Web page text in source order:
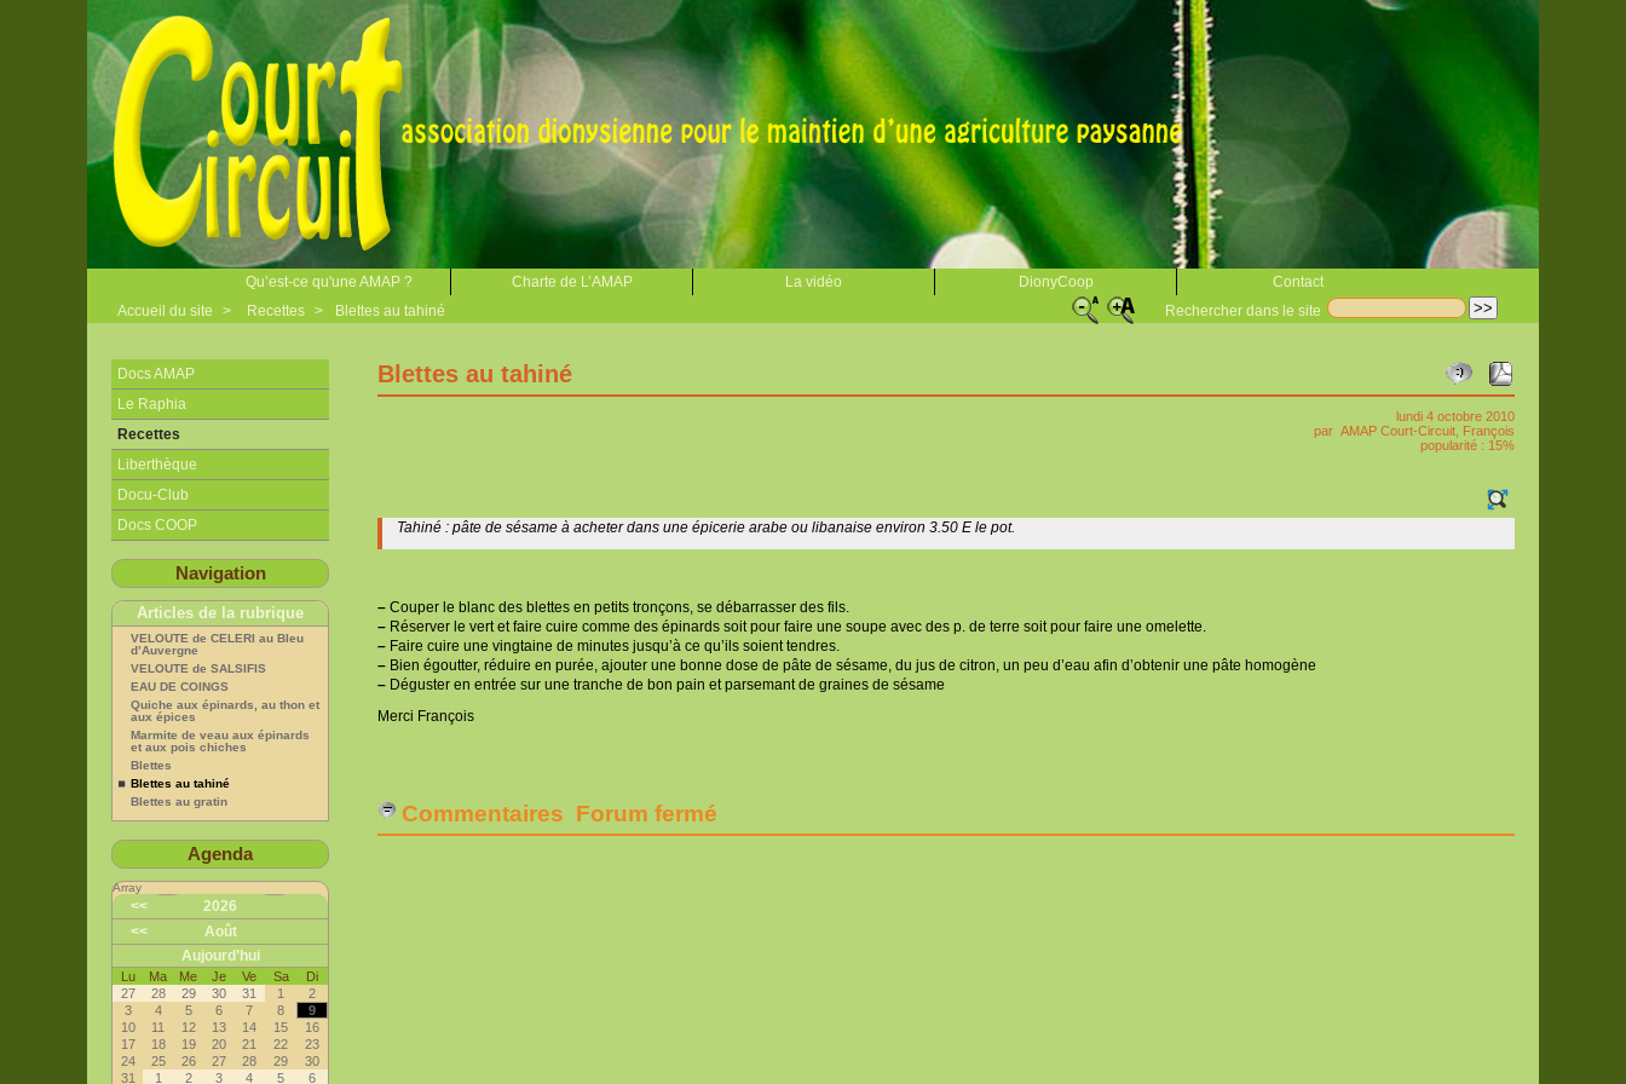
Qu’est-ce qu'une AMAP ? Charte de L’AMAP La vidéo DionyCoop
Contact
Rechercher dans le site
Accueil du site > Recettes > Blettes au tahiné
Blettes au tahiné
lundi 4 octobre 2010
par AMAP Court-Circuit François
popularité : 15%
Tahiné : pâte de sésame à acheter dans une épicerie arabe ou libanaise environ 3.50 E le pot.
– Couper le blanc des blettes en petits tronçons, se débarrasser des fils.
– Réserver le vert et faire cuire comme des épinards soit pour faire une soupe avec des p. de terre soit pour faire une omelette.
– Faire cuire une vingtaine de minutes jusqu’à ce qu’ils soient tendres.
– Bien égoutter, réduire en purée, ajouter une bonne dose de pâte de sésame, du jus de citron, un peu d’eau afin d’obtenir une pâte homogène
– Déguster en entrée sur une tranche de bon pain et parsemant de graines de sésame
Merci François
Commentaires Forum fermé
Docs AMAP
Le Raphia
Recettes
Liberthèque
Docu-Club
Docs COOP
Navigation
Articles de la rubrique
VELOUTE de CELERI au Bleu
d’Auvergne
VELOUTE de SALSIFIS
EAU DE COINGS
Quiche aux épinards, au thon et
aux épices
Marmite de veau aux épinards
et aux pois chiches
Blettes
Blettes au tahiné
Blettes au gratin
Agenda
Array
<<
2026
<<
Août
Aujourd’hui
Lu Ma Me Je Ve Sa
Di
27
28 29 30 31 1
2
3
4 5 6 7 8
9
10
11 12 13 14 15
16
17
18 19 20 21 22
23
24
25 26 27 28 29
30
31
1 2 3 4 5 6